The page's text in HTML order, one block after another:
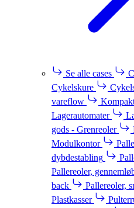
Se alle cases
Cykelskure
vareflow
Lagerautomater
gods - Grenreoler
Modulkontor
dybdestabling
Pallereoler,
back
Pallereoler,
Plastkasser